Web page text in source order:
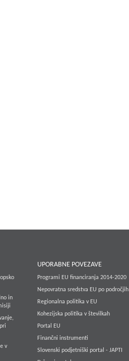
in
v
UPORABNE POVEZAVE
Programi EU financiranja 2014-2020
Nepovratna sredstva EU po področjih
Regionalna politika v EU
Kohezijska politika v številkah
Portal EU
Finančni instrumenti
Slovenski podjetniški portal - JAPTI